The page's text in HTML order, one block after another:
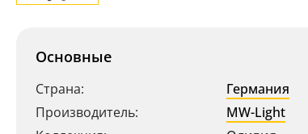
Основные
Страна:
Германия
Производитель:
MW-Light